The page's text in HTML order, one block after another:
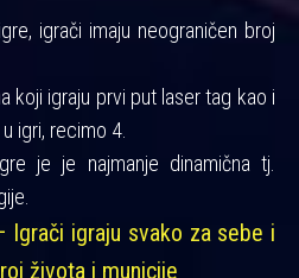
igrači imaju neograničen broj
koji igraju prvi put laser tag kao i
igri, recimo 4.
je je najmanje dinamična tj.
Igrači igraju svako za sebe i
života i municije